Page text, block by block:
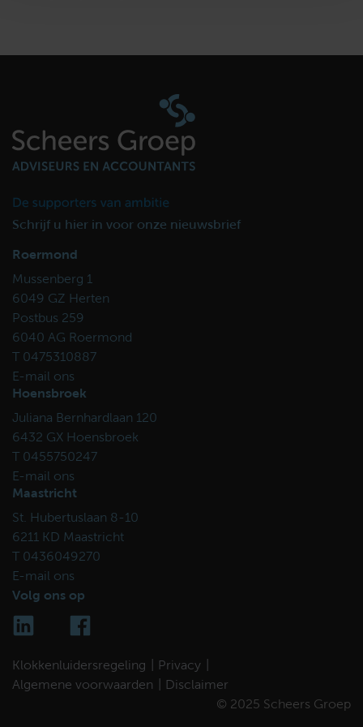
Schrijf u hier in voor onze nieuwsbrief
Roermond
Mussenberg 1
6049 GZ Herten
Postbus 259
6040 AG Roermond
T 0475310887
E-mail ons
Hoensbroek
Juliana Bernhardlaan 120
6432 GX Hoensbroek
T 0455750247
E-mail ons
Maastricht
St. Hubertuslaan 8-10
6211 KD Maastricht
T 0436049270
E-mail ons
Volg ons op
Klokkenluidersregeling
Privacy
Algemene voorwaarden
Disclaimer
© 2025 Scheers Groep